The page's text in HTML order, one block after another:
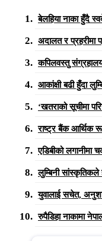
बेलहिया नाका हुँदै
अदालत र प्रहरीमा
कपिलवस्तु
आकांक्षी बढी हुँदा
‘खतराको सूचीमा
राष्ट्र बैंक आर्थिक
एडिबीको लगानीमा
लुम्बिनी सांस्कृतिकले
युवालाई सचेत,
रुपैडिहा नाकामा